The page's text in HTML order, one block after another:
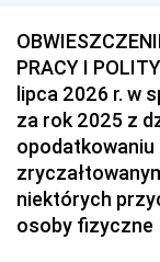
PRACY I
lipca 2026 r. w
za rok 2025 z
niektórych
osoby fizyczne